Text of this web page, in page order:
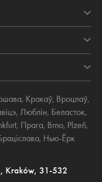
, Кракаў, Вроцлаў,
, Люблін, Беласток,
, Прага, Brno, Plzeň,
, Нью-Ёрк
Kraków, 31-532